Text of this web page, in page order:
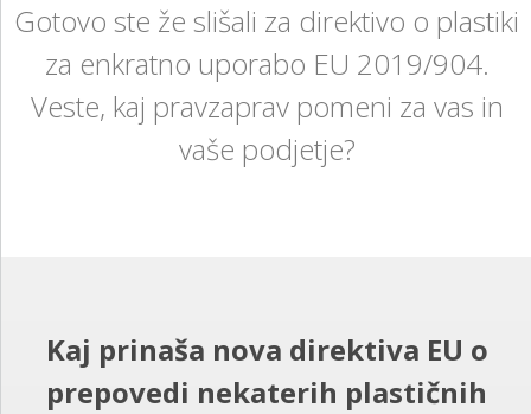
Gotovo ste že slišali za direktivo o plastiki
za enkratno uporabo EU 2019/904.
Veste, kaj pravzaprav pomeni za vas in
vaše podjetje?
Kaj prinaša nova direktiva EU o
prepovedi nekaterih plastičnih